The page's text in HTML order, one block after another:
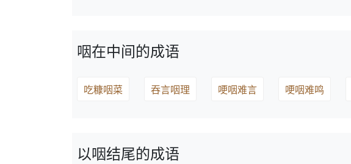
咽在中间的成语
吃糠咽菜 吞言咽理 哽咽难言 哽咽难鸣
以咽结尾的成语